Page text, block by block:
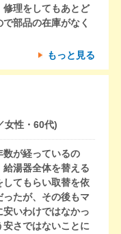
修理をしてもあとど
部品の在庫がなく
もっと見る
女性・60代)
数が経っているの
湯器全体を替える
してもらい取替を依
たが、その後もマ
いわけではなかっ
さではないことに